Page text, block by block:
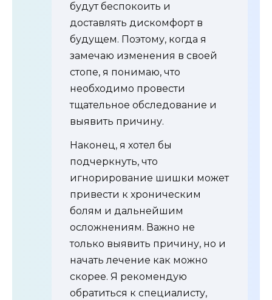
будут беспокоить и
доставлять дискомфорт в
будущем. Поэтому, когда я
замечаю изменения в своей
стопе, я понимаю, что
необходимо провести
тщательное обследование и
выявить причину.
Наконец, я хотел бы
подчеркнуть, что
игнорирование шишки может
привести к хроническим
болям и дальнейшим
осложнениям. Важно не
только выявить причину, но и
начать лечение как можно
скорее. Я рекомендую
обратиться к специалисту,